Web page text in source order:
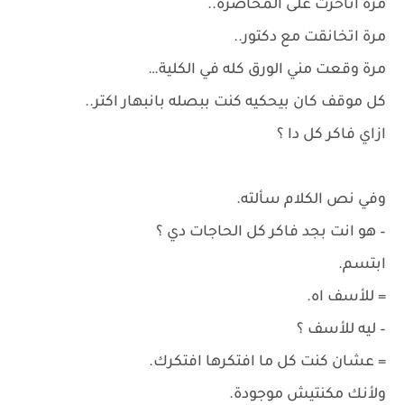
مرة اتأخرت على المحاضرة..
مرة اتخانقت مع دكتور..
مرة وقعت مني الورق كله في الكلية…
كل موقف كان بيحكيه كنت ببصله بانبهار اكتر..
ازاي فاكر كل دا ؟
وفي نص الكلام سألته.
– هو انت بجد فاكر كل الحاجات دي ؟
ابتسم.
= للأسف اه.
– ليه للأسف ؟
= عشان كنت كل ما افتكرها افتكرك.
ولأنك مكنتيش موجودة.